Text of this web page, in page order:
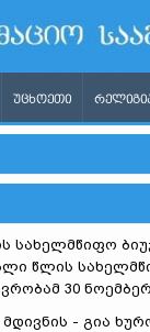
ᲣᲪᲮᲝᲔᲗᲘ
სახელმწიფო
წლის
30
- გია